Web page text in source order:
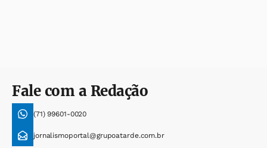
Fale com a Redação
(71) 99601-0020
jornalismoportal@grupoatarde.com.br